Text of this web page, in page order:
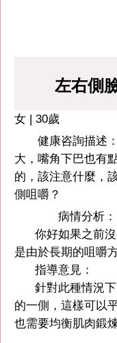
左右側
女 | 30歲
健康咨詢描述
大，嘴角下巴也有
的，該注意什麼，
側咀嚼？
病情分析：
你好如果之前沒
是由於長期的咀嚼
指導意見：
針對此種情況下
的一側，這樣可以
也需要均衡肌肉鍛煉